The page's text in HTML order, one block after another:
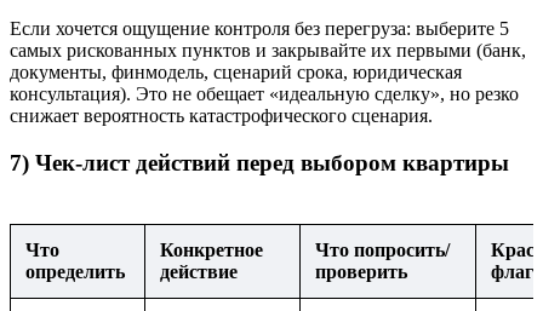
Если хочется ощущение контроля без перегруза: выберите 5
самых рискованных пунктов и закрывайте их первыми (банк,
документы, финмодель, сценарий срока, юридическая
консультация). Это не обещает «идеальную сделку», но резко
снижает вероятность катастрофического сценария.
7) Чек-лист действий перед выбором квартиры
Что
определить
Конкретное
действие
Что попросить/
проверить
флаги